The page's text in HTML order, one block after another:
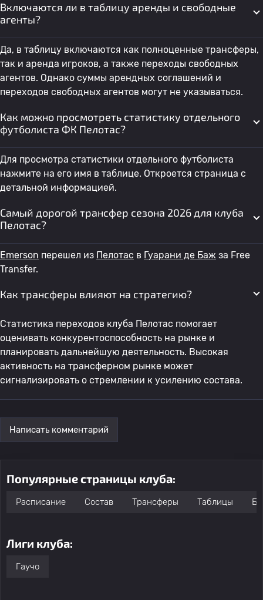
Включаются ли в таблицу аренды и свободные
агенты?
Да, в таблицу включаются как полноценные трансферы,
так и аренда игроков, а также переходы свободных
агентов. Однако суммы арендных соглашений и
переходов свободных агентов могут не указываться.
Как можно просмотреть статистику отдельного
футболиста ФК Пелотас?
Для просмотра статистики отдельного футболиста
нажмите на его имя в таблице. Откроется страница с
детальной информацией.
Самый дорогой трансфер сезона 2026 для клуба
Пелотас?
Emerson перешел из Пелотас в Гуарани де Баж за Free
Transfer.
Как трансферы влияют на стратегию?
Статистика переходов клуба Пелотас помогает
оценивать конкурентоспособность на рынке и
планировать дальнейшую деятельность. Высокая
активность на трансферном рынке может
сигнализировать о стремлении к усилению состава.
Написать комментарий
Популярные страницы клуба:
Расписание Состав Трансферы Таблицы
Лиги клуба:
Гаучо